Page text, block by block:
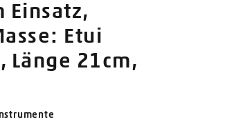
Einsatz,
Etui
Länge 21cm,